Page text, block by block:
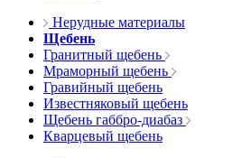
Нерудные материалы
Щебень
Гранитный щебень
Мраморный щебень
Гравийный щебень
Известняковый щебень
Щебень габбро-диабаз
Кварцевый щебень